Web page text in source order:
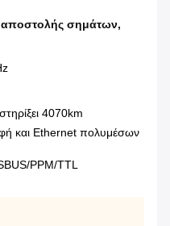
σημάτων,
4070km
και Ethernet πολυμέσων
PPM/TTL